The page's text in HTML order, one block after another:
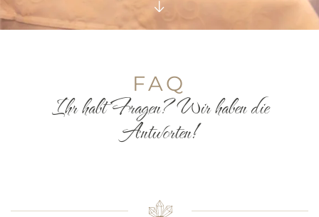
FAQ
Ihr habt Fragen? Wir haben die
Antworten!